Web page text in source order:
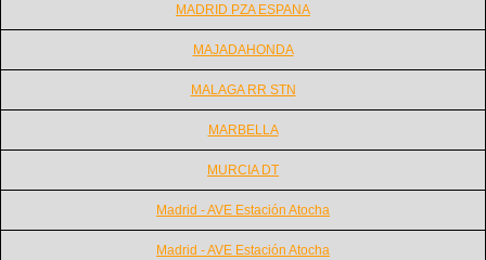
MADRID PZA ESPANA
MAJADAHONDA
MALAGA RR STN
MARBELLA
MURCIA DT
Madrid - AVE Estación Atocha
Madrid - AVE Estación Atocha